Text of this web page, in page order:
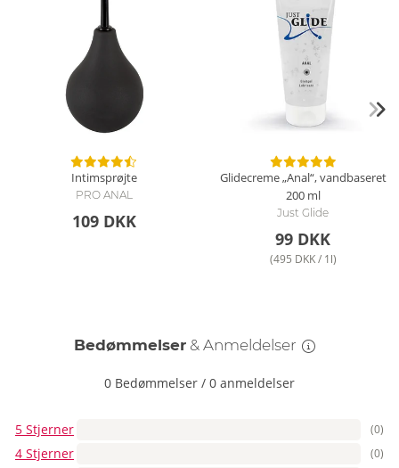
Intimsprøjte
PRO ANAL
109 DKK
Glidecreme „Anal“, vandbaseret
200 ml
Just Glide
99 DKK
(495 DKK / 1l)
Bedømmelser & Anmeldelser
0 Bedømmelser / 0 anmeldelser
5 Stjerner (0)
4 Stjerner (0)